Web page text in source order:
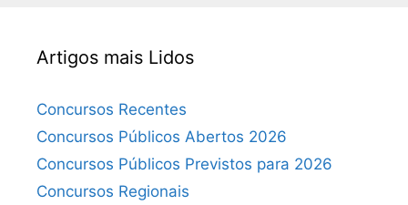
Artigos mais Lidos
Concursos Recentes
Concursos Públicos Abertos 2026
Concursos Públicos Previstos para 2026
Concursos Regionais